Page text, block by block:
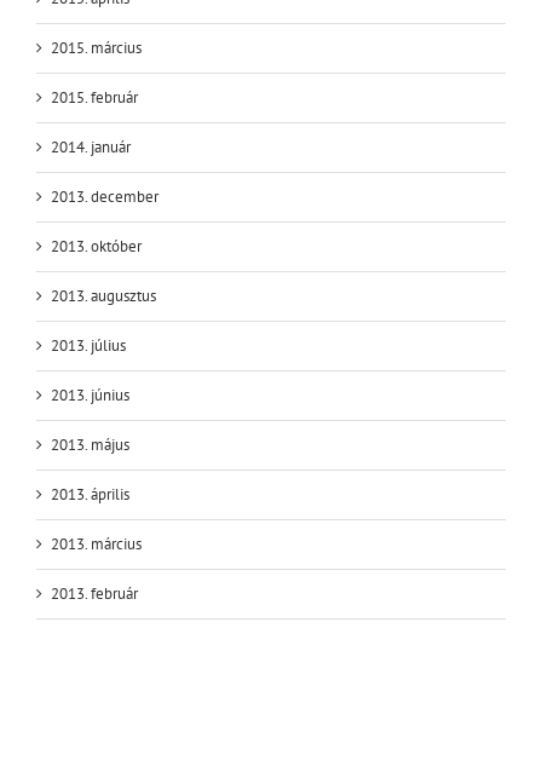
2015. március
2015. február
2014. január
2013. december
2013. október
2013. augusztus
2013. július
2013. június
2013. május
2013. április
2013. március
2013. február